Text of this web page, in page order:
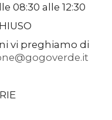
08:30 alle 12:30
vi preghiamo di